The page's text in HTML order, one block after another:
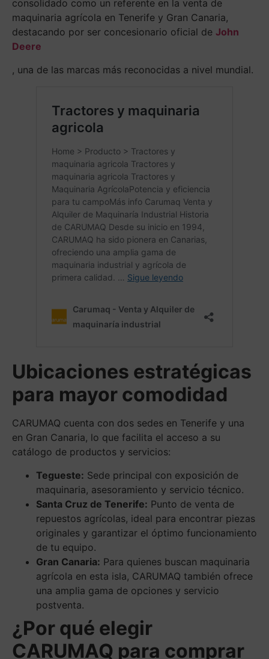
consolidado como un referente en la venta de
maquinaria agrícola en Tenerife y Gran Canaria,
destacando por ser concesionario oficial de John
Deere
, una de las marcas más reconocidas a nivel mundial.
Ubicaciones estratégicas
para mayor comodidad
CARUMAQ cuenta con dos sedes en Tenerife y una
en Gran Canaria, lo que facilita el acceso a su
catálogo de productos y servicios:
Tegueste: Sede principal con exposición de
maquinaria, asesoramiento y servicio técnico.
Santa Cruz de Tenerife: Punto de venta de
repuestos agrícolas, ideal para encontrar piezas
originales y garantizar el óptimo funcionamiento
de tu equipo.
Gran Canaria: Para quienes buscan maquinaria
agrícola en esta isla, CARUMAQ también ofrece
una amplia gama de opciones y servicio
postventa.
¿Por qué elegir
CARUMAQ para comprar